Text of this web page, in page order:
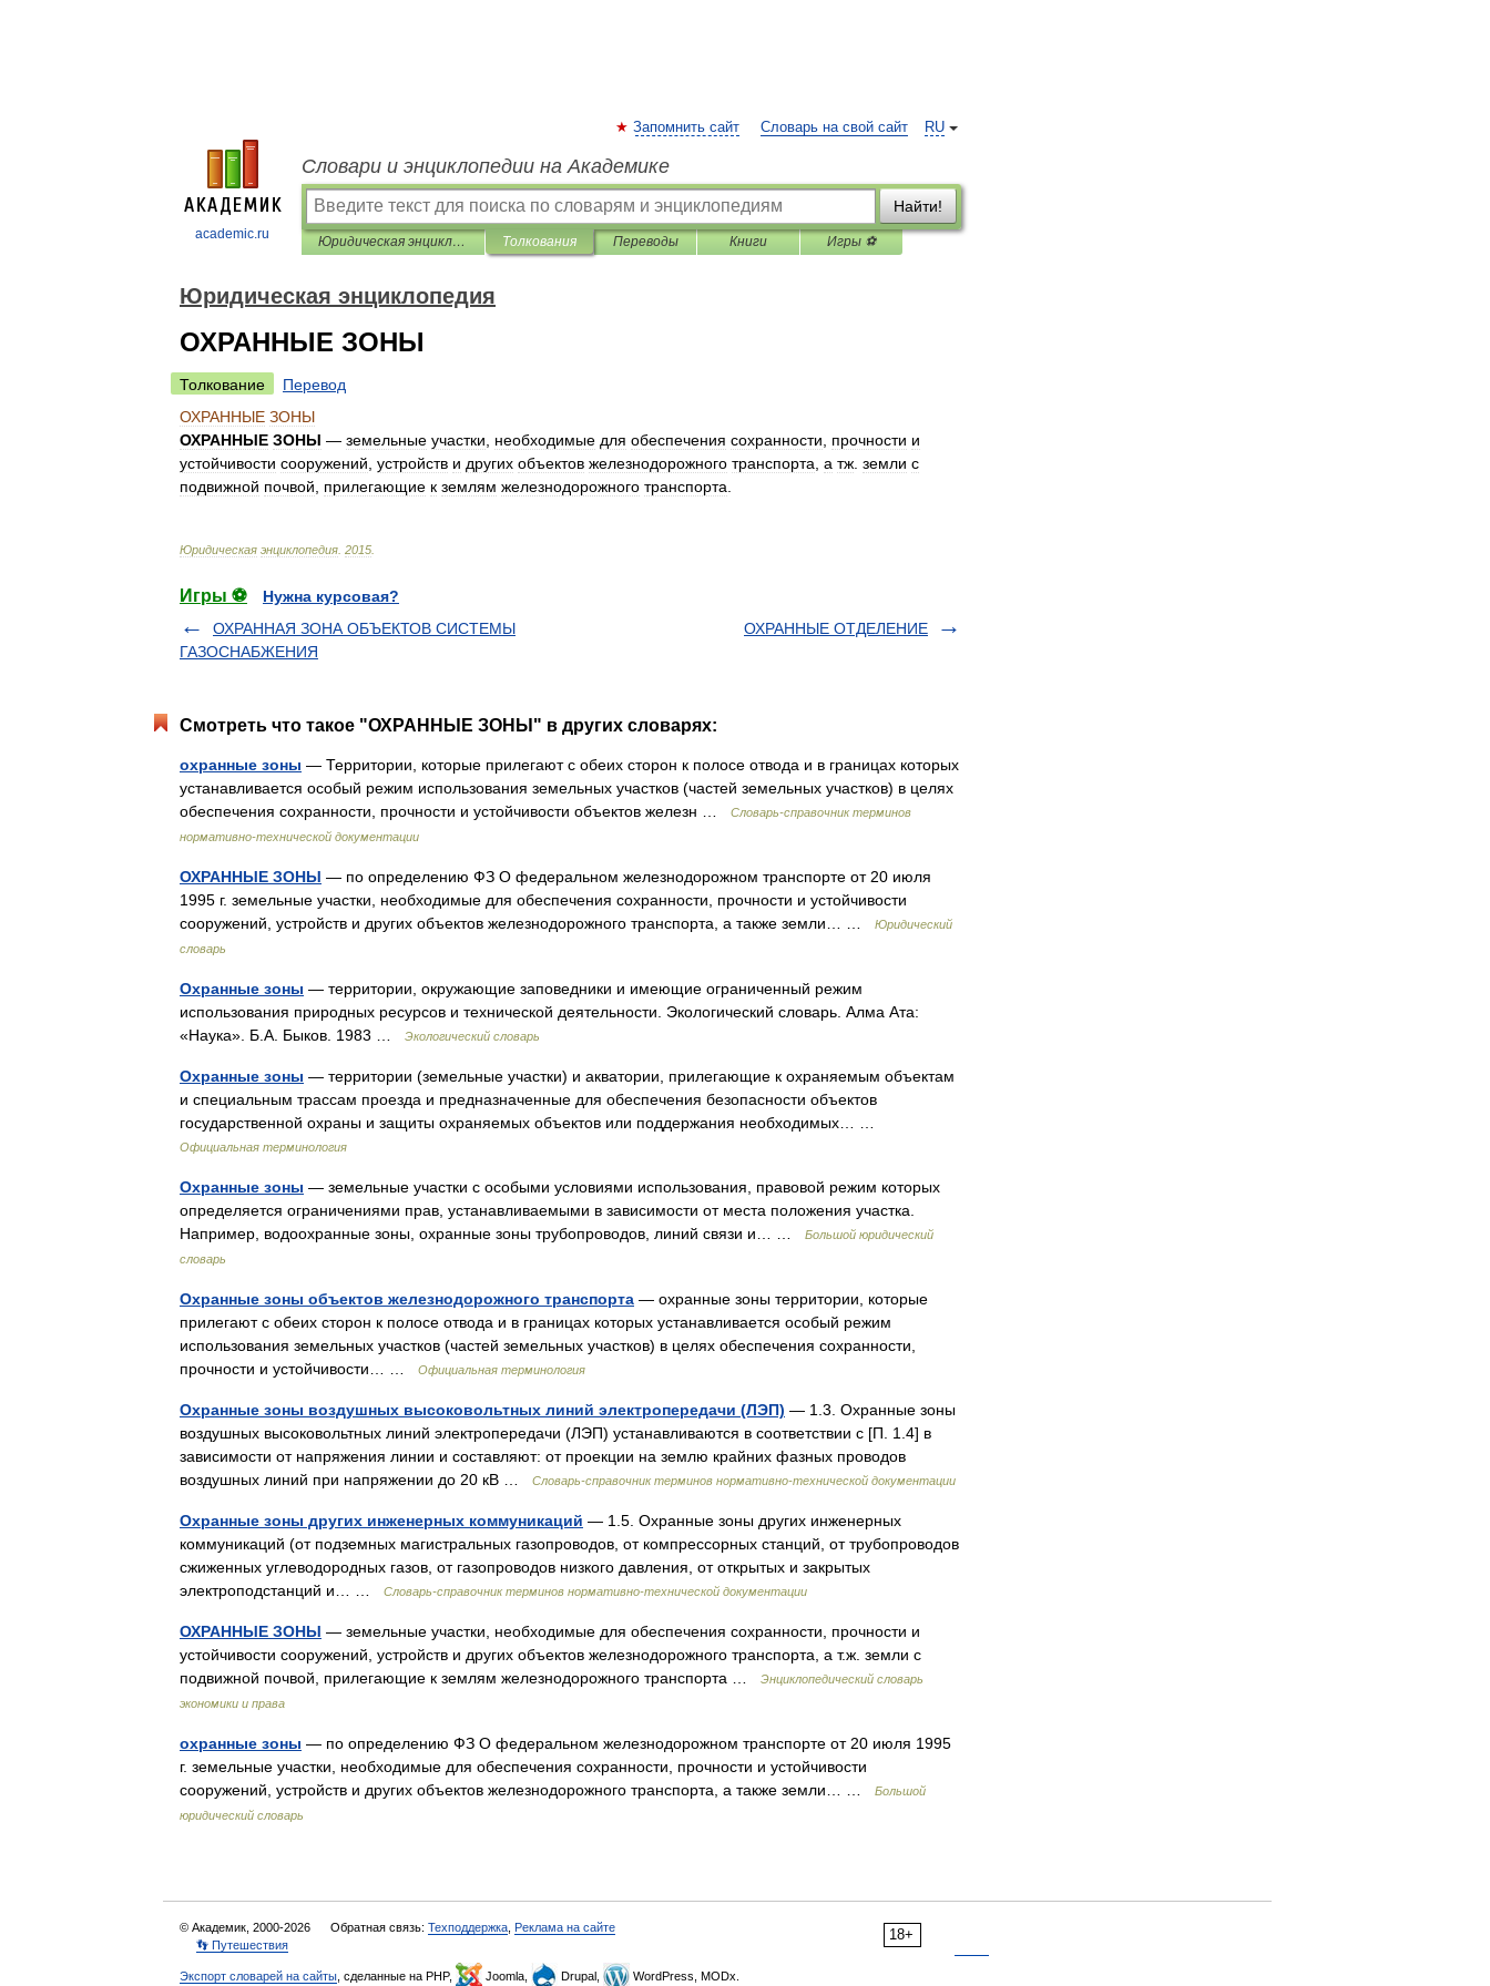
academic.ru
RU
Запомнить сайт Словарь на свой сайт
Словари и энциклопедии на Академике
Найти!
Юридическая энциклопедия Толкования Переводы Книги Игры ⚽
Юридическая энциклопедия
ОХРАННЫЕ ЗОНЫ
Толкование
Перевод
ОХРАННЫЕ ЗОНЫ
ОХРАННЫЕ ЗОНЫ — земельные участки необходимые для обеспечения сохранности прочности и
устойчивости сооружений устройств и других объектов железнодорожного транспорта а тж земли с
подвижной почвой прилегающие к землям железнодорожного транспорта
Юридическая энциклопедия 2015
Игры ⚽
Нужна курсовая?
ОХРАННАЯ ЗОНА ОБЪЕКТОВ СИСТЕМЫ
ГАЗОСНАБЖЕНИЯ
ОХРАННЫЕ ОТДЕЛЕНИЕ
Смотреть что такое "ОХРАННЫЕ ЗОНЫ" в других словарях:
охранные зоны — Территории, которые прилегают с обеих сторон к полосе отвода и в границах которых
устанавливается особый режим использования земельных участков (частей земельных участков) в целях
обеспечения сохранности, прочности и устойчивости объектов железн …
Словарь-справочник терминов
нормативно-технической документации
ОХРАННЫЕ ЗОНЫ — по определению ФЗ О федеральном железнодорожном транспорте от 20 июля
1995 г. земельные участки, необходимые для обеспечения сохранности, прочности и устойчивости
сооружений, устройств и других объектов железнодорожного транспорта, а также земли… …
Юридический
словарь
Охранные зоны — территории, окружающие заповедники и имеющие ограниченный режим
использования природных ресурсов и технической деятельности. Экологический словарь. Алма Ата:
«Наука». Б.А. Быков. 1983 …
Экологический словарь
Охранные зоны — территории (земельные участки) и акватории, прилегающие к охраняемым объектам
и специальным трассам проезда и предназначенные для обеспечения безопасности объектов
государственной охраны и защиты охраняемых объектов или поддержания необходимых… …
Официальная терминология
Охранные зоны — земельные участки с особыми условиями использования, правовой режим которых
определяется ограничениями прав, устанавливаемыми в зависимости от места положения участка.
Например, водоохранные зоны, охранные зоны трубопроводов, линий связи и… …
Большой юридический
словарь
Охранные зоны объектов железнодорожного транспорта — охранные зоны территории, которые
прилегают с обеих сторон к полосе отвода и в границах которых устанавливается особый режим
использования земельных участков (частей земельных участков) в целях обеспечения сохранности,
прочности и устойчивости… …
Официальная терминология
Охранные зоны воздушных высоковольтных линий электропередачи (ЛЭП) — 1.3. Охранные зоны
воздушных высоковольтных линий электропередачи (ЛЭП) устанавливаются в соответствии с [П. 1.4] в
зависимости от напряжения линии и составляют: от проекции на землю крайних фазных проводов
воздушных линий при напряжении до 20 кВ …
Словарь-справочник терминов нормативно-технической документации
Охранные зоны других инженерных коммуникаций — 1.5. Охранные зоны других инженерных
коммуникаций (от подземных магистральных газопроводов, от компрессорных станций, от трубопроводов
сжиженных углеводородных газов, от газопроводов низкого давления, от открытых и закрытых
электроподстанций и… …
Словарь-справочник терминов нормативно-технической документации
ОХРАННЫЕ ЗОНЫ — земельные участки, необходимые для обеспечения сохранности, прочности и
устойчивости сооружений, устройств и других объектов железнодорожного транспорта, а т.ж. земли с
подвижной почвой, прилегающие к землям железнодорожного транспорта …
Энциклопедический словарь
экономики и права
охранные зоны — по определению ФЗ О федеральном железнодорожном транспорте от 20 июля 1995
г. земельные участки, необходимые для обеспечения сохранности, прочности и устойчивости
сооружений, устройств и других объектов железнодорожного транспорта, а также земли… …
Большой
юридический словарь
18+
© Академик, 2000-2026 Обратная связь: Техподдержка Реклама на сайте
👣 Путешествия
Экспорт словарей на сайты , сделанные на PHP, Joomla, Drupal, WordPress, MODx.